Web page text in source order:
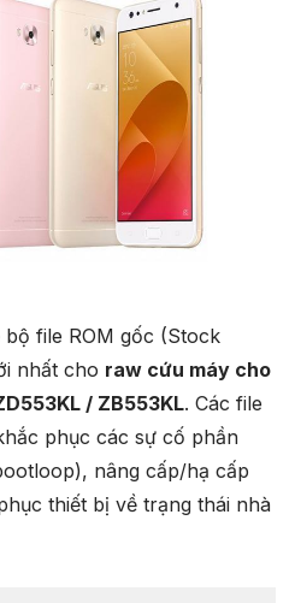
file ROM gốc (Stock
nhất cho raw cứu máy cho
/ ZB553KL. Các file
phục các sự cố phần
nâng cấp/hạ cấp
thiết bị về trạng thái nhà